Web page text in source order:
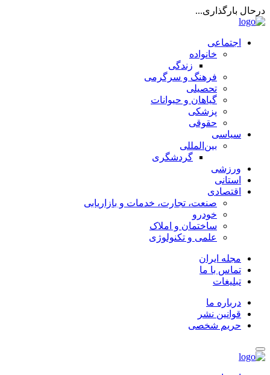
درحال بارگذاری...
اجتماعی
خانواده
زندگی
فرهنگ و سرگرمی
تحصیلی
گیاهان و حیوانات
پزشکی
حقوقی
سیاسی
بین‌المللی
گردشگری
ورزشی
استانی
اقتصادی
صنعت، تجارت، خدمات و بازاریابی
خودرو
ساختمان و املاک
علمی و تکنولوژی
مجله ایران
تماس با ما
تبلیغات
درباره ما
قوانین نشر
حریم شخصی